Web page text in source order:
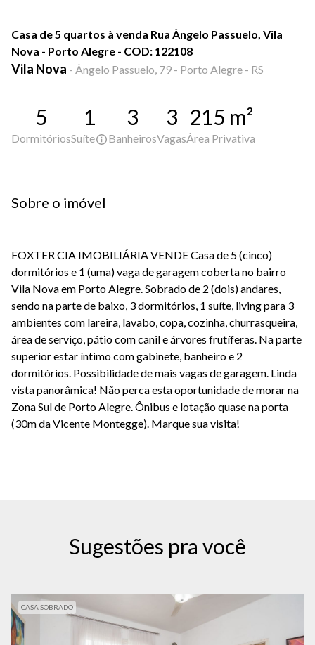
Casa de 5 quartos à venda Rua Ângelo Passuelo, Vila
Nova - Porto Alegre - COD: 122108
Vila Nova - Ângelo Passuelo, 79 - Porto Alegre - RS
5
Dormitórios
1
Suíte
3
Banheiros
3
Vagas
215 m²
Área Privativa
Sobre o imóvel
FOXTER CIA IMOBILIÁRIA VENDE Casa de 5 (cinco)
dormitórios e 1 (uma) vaga de garagem coberta no bairro
Vila Nova em Porto Alegre. Sobrado de 2 (dois) andares,
sendo na parte de baixo, 3 dormitórios, 1 suíte, living para 3
ambientes com lareira, lavabo, copa, cozinha, churrasqueira,
área de serviço, pátio com canil e árvores frutíferas. Na parte
superior estar íntimo com gabinete, banheiro e 2
dormitórios. Possibilidade de mais vagas de garagem. Linda
vista panorâmica! Não perca esta oportunidade de morar na
Zona Sul de Porto Alegre. Ônibus e lotação quase na porta
(30m da Vicente Montegge). Marque sua visita!
Sugestões pra você
CASA SOBRADO